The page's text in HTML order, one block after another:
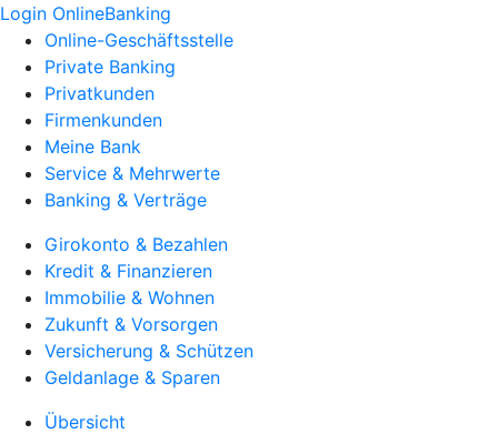
Login OnlineBanking
Online-Geschäftsstelle
Private Banking
Privatkunden
Firmenkunden
Meine Bank
Service & Mehrwerte
Banking & Verträge
Girokonto & Bezahlen
Kredit & Finanzieren
Immobilie & Wohnen
Zukunft & Vorsorgen
Versicherung & Schützen
Geldanlage & Sparen
Übersicht